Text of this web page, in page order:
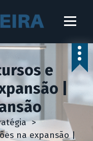
e
|
>
na expansão |